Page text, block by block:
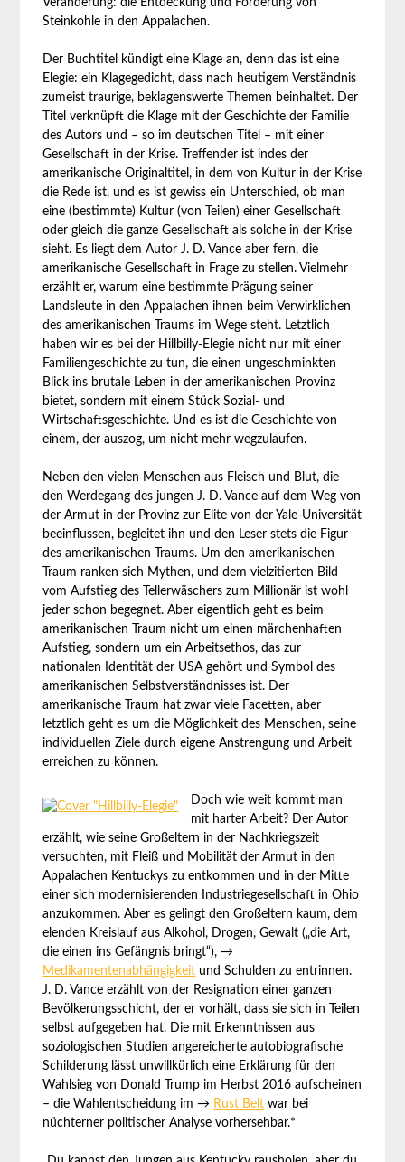
Veränderung: die Entdeckung und Förderung von
Steinkohle in den Appalachen.
Der Buchtitel kündigt eine Klage an, denn das ist eine
Elegie: ein Klagegedicht, dass nach heutigem Verständnis
zumeist traurige, beklagenswerte Themen beinhaltet. Der
Titel verknüpft die Klage mit der Geschichte der Familie
des Autors und – so im deutschen Titel – mit einer
Gesellschaft in der Krise. Treffender ist indes der
amerikanische Originaltitel, in dem von Kultur in der Krise
die Rede ist, und es ist gewiss ein Unterschied, ob man
eine (bestimmte) Kultur (von Teilen) einer Gesellschaft
oder gleich die ganze Gesellschaft als solche in der Krise
sieht. Es liegt dem Autor J. D. Vance aber fern, die
amerikanische Gesellschaft in Frage zu stellen. Vielmehr
erzählt er, warum eine bestimmte Prägung seiner
Landsleute in den Appalachen ihnen beim Verwirklichen
des amerikanischen Traums im Wege steht. Letztlich
haben wir es bei der Hillbilly-Elegie nicht nur mit einer
Familiengeschichte zu tun, die einen ungeschminkten
Blick ins brutale Leben in der amerikanischen Provinz
bietet, sondern mit einem Stück Sozial- und
Wirtschaftsgeschichte. Und es ist die Geschichte von
einem, der auszog, um nicht mehr wegzulaufen.
Neben den vielen Menschen aus Fleisch und Blut, die
den Werdegang des jungen J. D. Vance auf dem Weg von
der Armut in der Provinz zur Elite von der Yale-Universität
beeinflussen, begleitet ihn und den Leser stets die Figur
des amerikanischen Traums. Um den amerikanischen
Traum ranken sich Mythen, und dem vielzitierten Bild
vom Aufstieg des Tellerwäschers zum Millionär ist wohl
jeder schon begegnet. Aber eigentlich geht es beim
amerikanischen Traum nicht um einen märchenhaften
Aufstieg, sondern um ein Arbeitsethos, das zur
nationalen Identität der USA gehört und Symbol des
amerikanischen Selbstverständnisses ist. Der
amerikanische Traum hat zwar viele Facetten, aber
letztlich geht es um die Möglichkeit des Menschen, seine
individuellen Ziele durch eigene Anstrengung und Arbeit
erreichen zu können.
Doch wie weit kommt man
mit harter Arbeit? Der Autor
erzählt, wie seine Großeltern in der Nachkriegszeit
versuchten, mit Fleiß und Mobilität der Armut in den
Appalachen Kentuckys zu entkommen und in der Mitte
einer sich modernisierenden Industriegesellschaft in Ohio
anzukommen. Aber es gelingt den Großeltern kaum, dem
elenden Kreislauf aus Alkohol, Drogen, Gewalt („die Art,
die einen ins Gefängnis bringt“), →
Medikamentenabhängigkeit und Schulden zu entrinnen.
J. D. Vance erzählt von der Resignation einer ganzen
Bevölkerungsschicht, der er vorhält, dass sie sich in Teilen
selbst aufgegeben hat. Die mit Erkenntnissen aus
soziologischen Studien angereicherte autobiografische
Schilderung lässt unwillkürlich eine Erklärung für den
Wahlsieg von Donald Trump im Herbst 2016 aufscheinen
– die Wahlentscheidung im → Rust Belt war bei
nüchterner politischer Analyse vorhersehbar.*